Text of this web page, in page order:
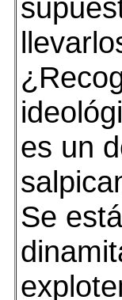
es un
Se